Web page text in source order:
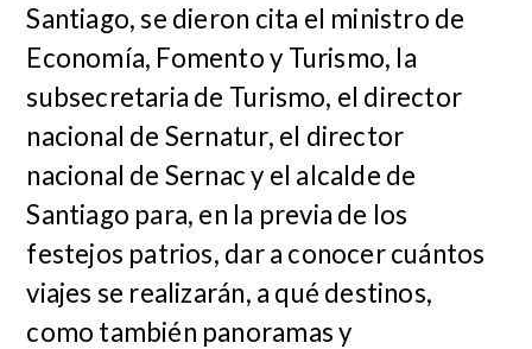
Santiago, se dieron cita el ministro de
Economía, Fomento y Turismo, la
subsecretaria de Turismo, el director
nacional de Sernatur, el director
nacional de Sernac y el alcalde de
Santiago para, en la previa de los
festejos patrios, dar a conocer cuántos
viajes se realizarán, a qué destinos,
como también panoramas y